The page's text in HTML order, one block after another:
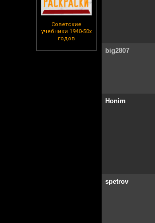
Советские
учебники 1940-50х
годов
big2807
Honim
spetrov